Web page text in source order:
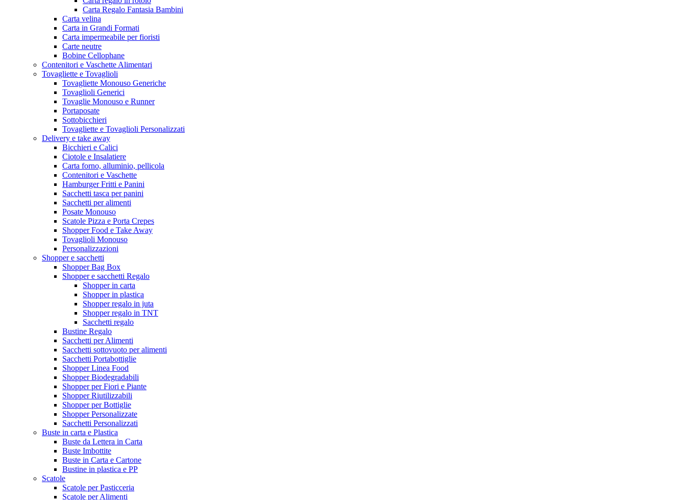
Carta Regalo Fantasia Bambini
Carta velina
Carta in Grandi Formati
Carta impermeabile per fioristi
Carte neutre
Bobine Cellophane
Contenitori e Vaschette Alimentari
Tovagliette e Tovaglioli
Tovagliette Monouso Generiche
Tovaglioli Generici
Tovaglie Monouso e Runner
Portaposate
Sottobicchieri
Tovagliette e Tovaglioli Personalizzati
Delivery e take away
Bicchieri e Calici
Ciotole e Insalatiere
Carta forno, alluminio, pellicola
Contenitori e Vaschette
Hamburger Fritti e Panini
Sacchetti tasca per panini
Sacchetti per alimenti
Posate Monouso
Scatole Pizza e Porta Crepes
Shopper Food e Take Away
Tovaglioli Monouso
Personalizzazioni
Shopper e sacchetti
Shopper Bag Box
Shopper e sacchetti Regalo
Shopper in carta
Shopper in plastica
Shopper regalo in juta
Shopper regalo in TNT
Sacchetti regalo
Bustine Regalo
Sacchetti per Alimenti
Sacchetti sottovuoto per alimenti
Sacchetti Portabottiglie
Shopper Linea Food
Shopper Biodegradabili
Shopper per Fiori e Piante
Shopper Riutilizzabili
Shopper per Bottiglie
Shopper Personalizzate
Sacchetti Personalizzati
Buste in carta e Plastica
Buste da Lettera in Carta
Buste Imbottite
Buste in Carta e Cartone
Bustine in plastica e PP
Scatole
Scatole per Pasticceria
Scatole per Alimenti